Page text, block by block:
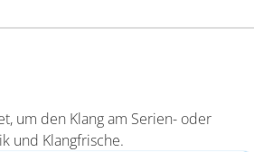
um den Klang am Serien- oder
und Klangfrische.